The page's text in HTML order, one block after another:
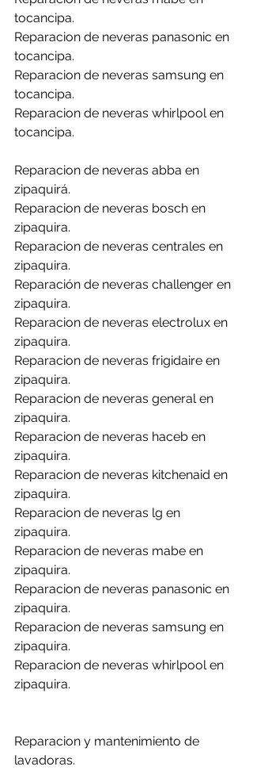
tocancipa.
Reparacion de neveras panasonic en
tocancipa.
Reparacion de neveras samsung en
tocancipa.
Reparacion de neveras whirlpool en
tocancipa.
Reparacion de neveras abba en
zipaquirá.
Reparacion de neveras bosch en
zipaquira.
Reparacion de neveras centrales en
zipaquira.
Reparación de neveras challenger en
zipaquira.
Reparacion de neveras electrolux en
zipaquira.
Reparacion de neveras frigidaire en
zipaquira.
Reparacion de neveras general en
zipaquira.
Reparacion de neveras haceb en
zipaquira.
Reparacion de neveras kitchenaid en
zipaquira.
Reparacion de neveras lg en
zipaquira.
Reparacion de neveras mabe en
zipaquira.
Reparacion de neveras panasonic en
zipaquira.
Reparacion de neveras samsung en
zipaquira.
Reparacion de neveras whirlpool en
zipaquira.
Reparacion y mantenimiento de
lavadoras.